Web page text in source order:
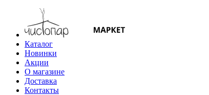
Каталог
Новинки
Акции
О магазине
Доставка
Контакты